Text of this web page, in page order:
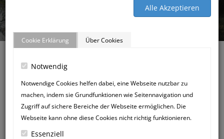
Cookie Erklärung Über Cookies
Notwendig
Notwendige Cookies helfen dabei, eine Webseite nutzbar zu
machen, indem sie Grundfunktionen wie Seitennavigation und
Zugriff auf sichere Bereiche der Webseite ermöglichen. Die
Webseite kann ohne diese Cookies nicht richtig funktionieren.
Essenziell
NEUER
GÄSTEBUCHEINTRAG
Zurück zum Gästebuch